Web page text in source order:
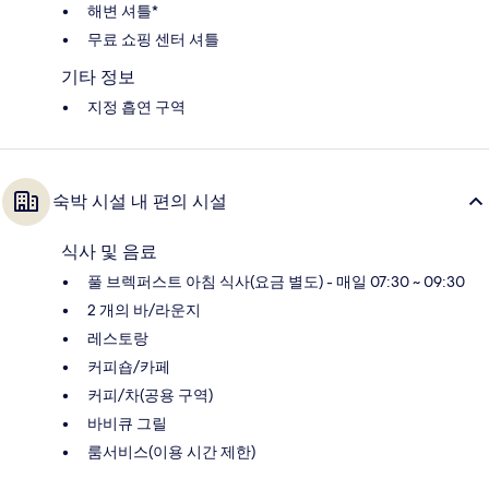
해변 셔틀*
무료 쇼핑 센터 셔틀
기타 정보
지정 흡연 구역
숙박 시설 내 편의 시설
식사 및 음료
풀 브렉퍼스트 아침 식사(요금 별도) - 매일 07:30 ~ 09:30
2 개의 바/라운지
레스토랑
커피숍/카페
커피/차(공용 구역)
바비큐 그릴
룸서비스(이용 시간 제한)